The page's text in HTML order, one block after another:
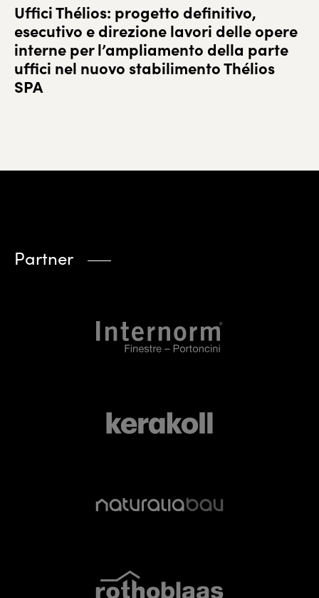
Uffici Thélios: progetto definitivo,
esecutivo e direzione lavori delle opere
interne per l’ampliamento della parte
uffici nel nuovo stabilimento Thélios
SPA
Partner